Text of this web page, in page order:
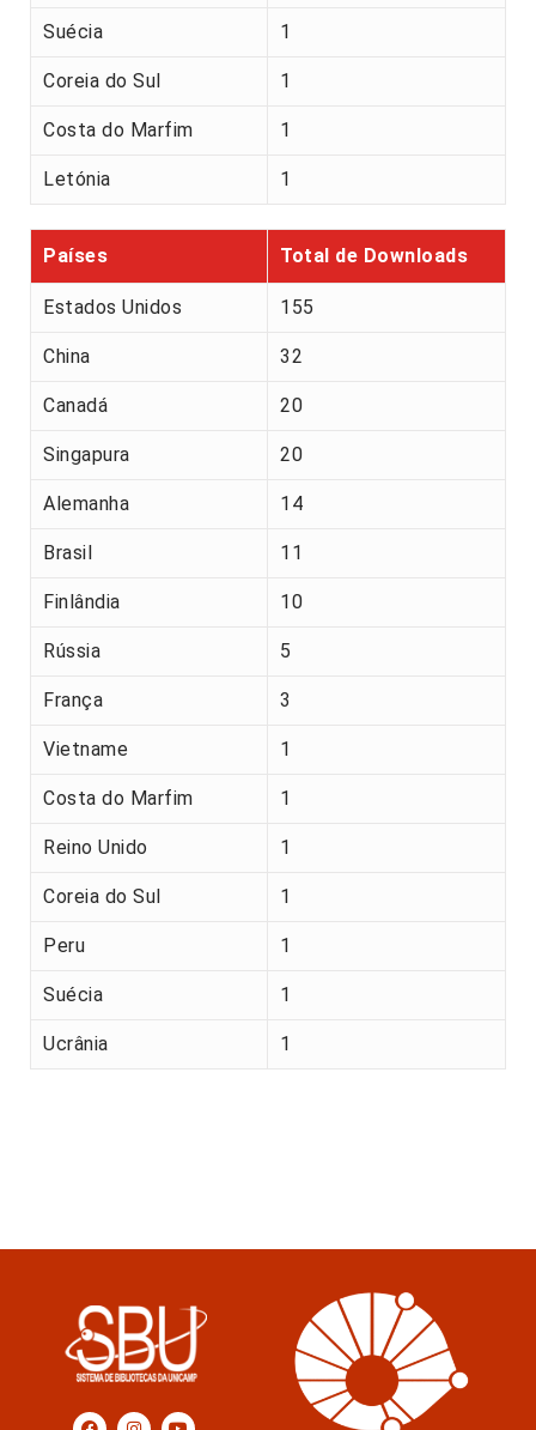
Suécia 1
Coreia do Sul 1
Costa do Marfim 1
Letónia 1
Países Total de Downloads
Estados Unidos 155
China 32
Canadá 20
Singapura 20
Alemanha 14
Brasil 11
Finlândia 10
Rússia 5
França 3
Vietname 1
Costa do Marfim 1
Reino Unido 1
Coreia do Sul 1
Peru 1
Suécia 1
Ucrânia 1